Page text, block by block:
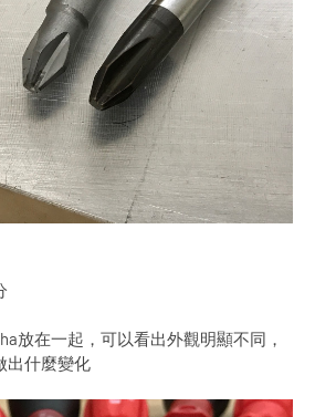
放在一起，可以看出外觀明顯不同，
出什麼變化